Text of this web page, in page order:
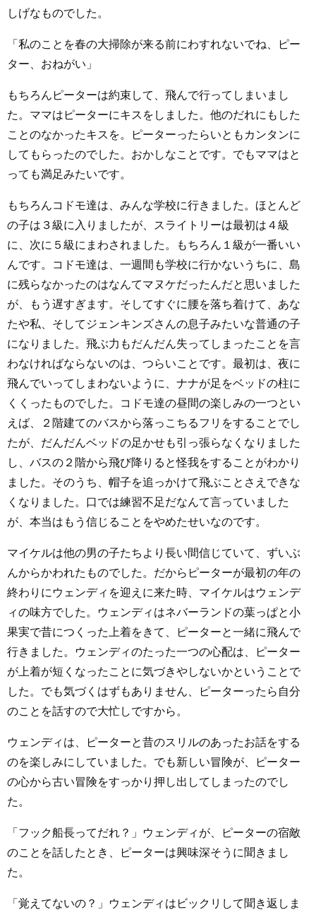
しげなものでした。
「私のことを春の大掃除が来る前にわすれないでね、ピー
ター、おねがい」
もちろんピーターは約束して、飛んで行ってしまいまし
た。ママはピーターにキスをしました。他のだれにもした
ことのなかったキスを。ピーターったらいともカンタンに
してもらったのでした。おかしなことです。でもママはと
っても満足みたいです。
もちろんコドモ達は、みんな学校に行きました。ほとんど
の子は３級に入りましたが、スライトリーは最初は４級
に、次に５級にまわされました。もちろん１級が一番いい
んです。コドモ達は、一週間も学校に行かないうちに、島
に残らなかったのはなんてマヌケだったんだと思いました
が、もう遅すぎます。そしてすぐに腰を落ち着けて、あな
たや私、そしてジェンキンズさんの息子みたいな普通の子
になりました。飛ぶ力もだんだん失ってしまったことを言
わなければならないのは、つらいことです。最初は、夜に
飛んでいってしまわないように、ナナが足をベッドの柱に
くくったものでした。コドモ達の昼間の楽しみの一つとい
えば、２階建てのバスから落っこちるフリをすることでし
たが、だんだんベッドの足かせも引っ張らなくなりました
し、バスの２階から飛び降りると怪我をすることがわかり
ました。そのうち、帽子を追っかけて飛ぶことさえできな
くなりました。口では練習不足だなんて言っていました
が、本当はもう信じることをやめたせいなのです。
マイケルは他の男の子たちより長い間信じていて、ずいぶ
んからかわれたものでした。だからピーターが最初の年の
終わりにウェンディを迎えに来た時、マイケルはウェンデ
ィの味方でした。ウェンディはネバーランドの葉っぱと小
果実で昔につくった上着をきて、ピーターと一緒に飛んで
行きました。ウェンディのたった一つの心配は、ピーター
が上着が短くなったことに気づきやしないかということで
した。でも気づくはずもありません、ピーターったら自分
のことを話すので大忙しですから。
ウェンディは、ピーターと昔のスリルのあったお話をする
のを楽しみにしていました。でも新しい冒険が、ピーター
の心から古い冒険をすっかり押し出してしまったのでし
た。
「フック船長ってだれ？」ウェンディが、ピーターの宿敵
のことを話したとき、ピーターは興味深そうに聞きまし
た。
「覚えてないの？」ウェンディはビックリして聞き返しま